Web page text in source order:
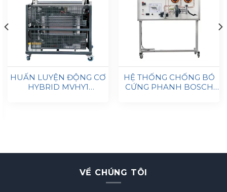
HUẤN LUYỆN ĐỘNG CƠ
HYBRID MVHY1
HỆ THỐNG CHỐNG BÓ
CỨNG PHANH BOSCH
VỀ CHÚNG TÔI